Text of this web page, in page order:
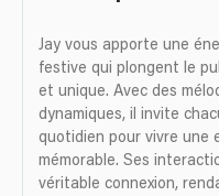
Jay vous apporte une
festive qui plongent le
et unique. Avec des
dynamiques, il invite
quotidien pour vivre une
mémorable. Ses
véritable connexion,